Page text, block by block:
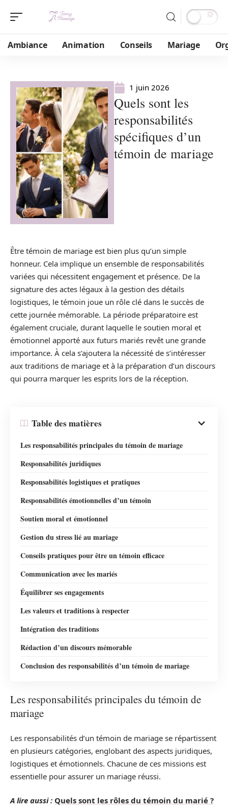
Ambiance Animation Conseils Mariage
1 juin 2026
Quels sont les
responsabilités
spécifiques d’un
témoin de mariage
Être témoin de mariage est bien plus qu’un simple
honneur. Cela implique un ensemble de responsabilités
variées qui nécessitent engagement et présence. De la
signature des actes légaux à la gestion des détails
logistiques, le témoin joue un rôle clé dans le succès de
cette journée mémorable. La période préparatoire est
également cruciale, durant laquelle le soutien moral et
émotionnel apporté aux futurs mariés revêt une grande
importance. À cela s’ajoutera la nécessité de s’intéresser
aux traditions de mariage et à la préparation d’un discours
qui pourra marquer les esprits lors de la réception.
Table des matières
Les responsabilités principales du témoin de mariage
Responsabilités juridiques
Responsabilités logistiques et pratiques
Responsabilités émotionnelles d’un témoin
Soutien moral et émotionnel
Gestion du stress lié au mariage
Conseils pratiques pour être un témoin efficace
Communication avec les mariés
Équilibrer ses engagements
Les valeurs et traditions à respecter
Intégration des traditions
Rédaction d’un discours mémorable
Conclusion des responsabilités d’un témoin de mariage
Les responsabilités principales du témoin de
mariage
Les responsabilités d’un témoin de mariage se répartissent
en plusieurs catégories, englobant des aspects juridiques,
logistiques et émotionnels. Chacune de ces missions est
essentielle pour assurer un mariage réussi.
A lire aussi : Quels sont les rôles du témoin du marié ?